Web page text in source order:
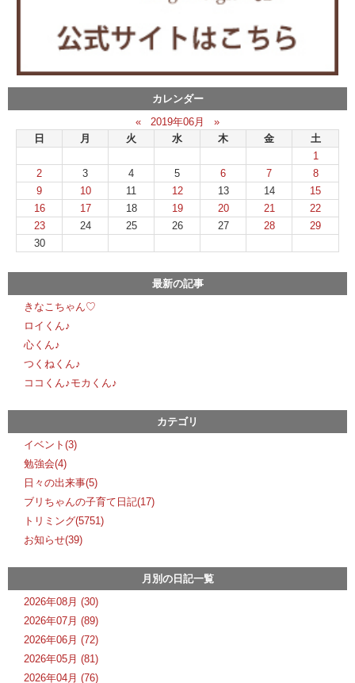
カレンダー
«
2019年06月
»
日
月 火 水 木 金
土
1
2
3 4 5 6 7
8
9
10 11 12 13 14
15
16
17 18 19 20 21
22
23
24 25 26 27 28
29
30
最新の記事
きなこちゃん♡
ロイくん♪
心くん♪
つくねくん♪
ココくん♪モカくん♪
カテゴリ
イベント(3)
勉強会(4)
日々の出来事(5)
ブリちゃんの子育て日記(17)
トリミング(5751)
お知らせ(39)
月別の日記一覧
2026年08月 (30)
2026年07月 (89)
2026年06月 (72)
2026年05月 (81)
2026年04月 (76)